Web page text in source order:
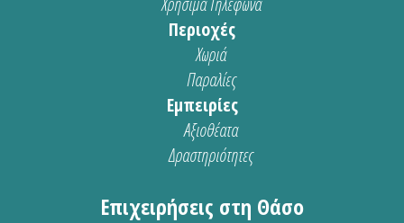
Περιοχές
Χωριά
Παραλίες
Εμπειρίες
Αξιοθέατα
Δραστηριότητες
Επιχειρήσεις στη Θάσο